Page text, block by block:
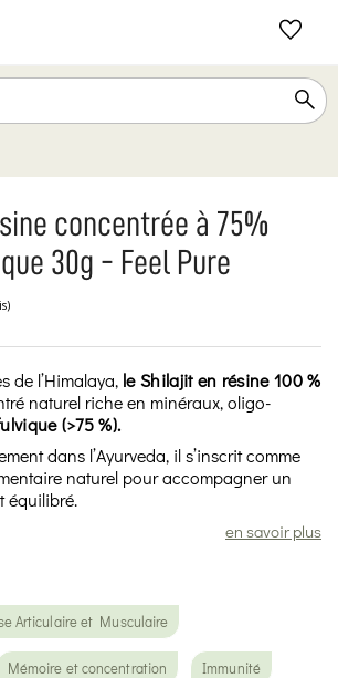
concentrée à 75%
30g - Feel Pure
de l’Himalaya, le Shilajit en résine 100 %
naturel riche en minéraux, oligo-
(>75 %).
dans l’Ayurveda, il s’inscrit comme
naturel pour accompagner un
équilibré.
en savoir plus
Articulaire et Musculaire
Mémoire et concentration Immunité